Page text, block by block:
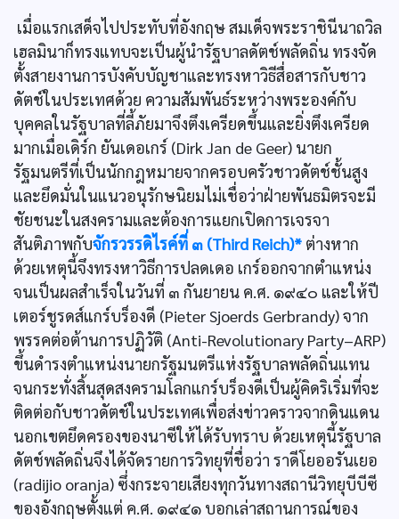
เมื่อแรกเสด็จไปประทับที่อังกฤษ สมเด็จพระราชินีนาถวิล
เฮลมินาก็ทรงแทบจะเป็นผู้นำรัฐบาลดัตช์พลัดถิ่น ทรงจัด
ตั้งสายงานการบังคับบัญชาและทรงหาวิธีสื่อสารกับชาว
ดัตช์ในประเทศด้วย ความสัมพันธ์ระหว่างพระองค์กับ
บุคคลในรัฐบาลที่ลี้ภัยมาจึงตึงเครียดขึ้นและยิ่งตึงเครียด
มากเมื่อเดิร์ก ยันเดอเกร์ (Dirk Jan de Geer) นายก
รัฐมนตรีที่เป็นนักกฎหมายจากครอบครัวชาวดัตช์ชั้นสูง
และยึดมั่นในแนวอนุรักษนิยมไม่เชื่อว่าฝ่ายพันธมิตรจะมี
ชัยชนะในสงครามและต้องการแยกเปิดการเจรจา
สันติภาพกับจักรวรรดิไรค์ที่ ๓ (Third Reich)* ต่างหาก
ด้วยเหตุนี้จึงทรงหาวิธีการปลดเดอ เกร์ออกจากตำแหน่ง
จนเป็นผลสำเร็จในวันที่ ๓ กันยายน ค.ศ. ๑๙๔๐ และให้ปี
เตอร์ชูรดส์แกร์บร็องดี (Pieter Sjoerds Gerbrandy) จาก
พรรคต่อต้านการปฏิวัติ (Anti-Revolutionary Party–ARP)
ขึ้นดำรงตำแหน่งนายกรัฐมนตรีแห่งรัฐบาลพลัดถิ่นแทน
จนกระทั่งสิ้นสุดสงครามโลกแกร์บร็องดีเป็นผู้คิดริเริ่มที่จะ
ติดต่อกับชาวดัตช์ในประเทศเพื่อส่งข่าวคราวจากดินแดน
นอกเขตยึดครองของนาซีให้ได้รับทราบ ด้วยเหตุนี้รัฐบาล
ดัตช์พลัดถิ่นจึงได้จัดรายการวิทยุที่ชื่อว่า ราดีโยออรันเยอ
(radijio oranja) ซึ่งกระจายเสียงทุกวันทางสถานีวิทยุบีบีซี
ของอังกฤษตั้งแต่ ค.ศ. ๑๙๔๑ บอกเล่าสถานการณ์ของ